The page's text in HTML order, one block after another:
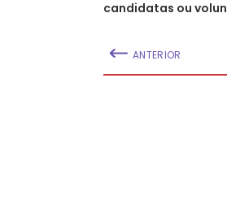
candidatas ou
ANTERIOR